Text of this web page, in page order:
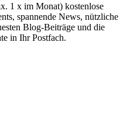
1 x im Monat) kostenlose
spannende News, nützliche
Blog-Beiträge und die
in Ihr Postfach.